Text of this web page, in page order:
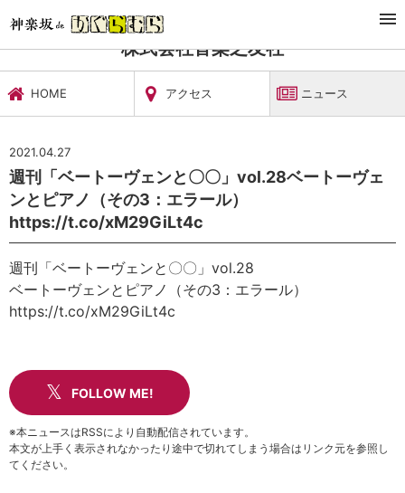
文化施設・ギャラリー
株式会社音楽之友社
HOME アクセス ニュース
2021.04.27
週刊「ベートーヴェンと〇〇」vol.28ベートーヴェ
ンとピアノ（その3：エラール）
https://t.co/xM29GiLt4c
週刊「ベートーヴェンと〇〇」vol.28
ベートーヴェンとピアノ（その3：エラール）
https://t.co/xM29GiLt4c
FOLLOW ME!
※本ニュースはRSSにより自動配信されています。
本文が上手く表示されなかったり途中で切れてしまう場合はリンク元を参照し
てください。